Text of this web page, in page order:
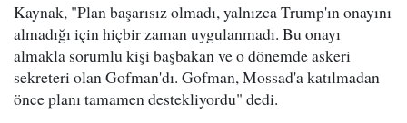
Kaynak, "Plan başarısız olmadı, yalnızca Trump'ın onayını
almadığı için hiçbir zaman uygulanmadı. Bu onayı
almakla sorumlu kişi başbakan ve o dönemde askeri
sekreteri olan Gofman'dı. Gofman, Mossad'a katılmadan
önce planı tamamen destekliyordu" dedi.